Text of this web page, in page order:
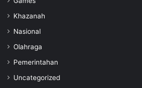
Khazanah
Nasional
Olahraga
Pemerintahan
Uncategorized